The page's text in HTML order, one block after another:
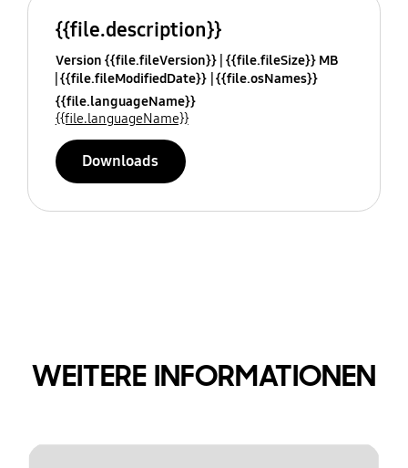
{{file.description}}
Version {{file.fileVersion}} {{file.fileSize}} MB
{{file.fileModifiedDate}} {{file.osNames}}
{{file.languageName}}
{{file.languageName}}
Downloads
WEITERE INFORMATIONEN